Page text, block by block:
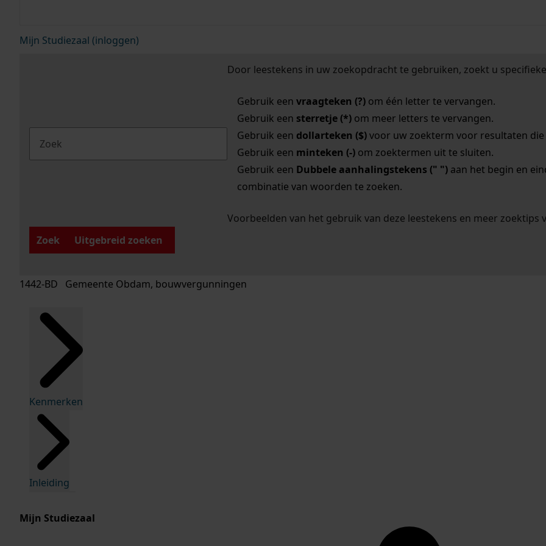
Mijn Studiezaal (inloggen)
Door leestekens in uw zoekopdracht te gebruiken, zoekt u
Gebruik een vraagteken (?)om één letter te vervangen.
Gebruik een sterretje (*)om meer letters te vervangen.
Gebruik een dollarteken ($)voor uw zoekterm voor resultaten die
Gebruik een minteken (-)om zoektermen uit te sluiten.
Gebruik een Dubbele aanhalingstekens (" ")aan het begin en
combinatie van woorden te zoeken.
Voorbeelden van het gebruik van deze leestekens en meer zoektips
Zoek
Uitgebreid zoeken
1442-BD Gemeente Obdam, bouwvergunningen
Kenmerken
Inleiding
Mijn Studiezaal